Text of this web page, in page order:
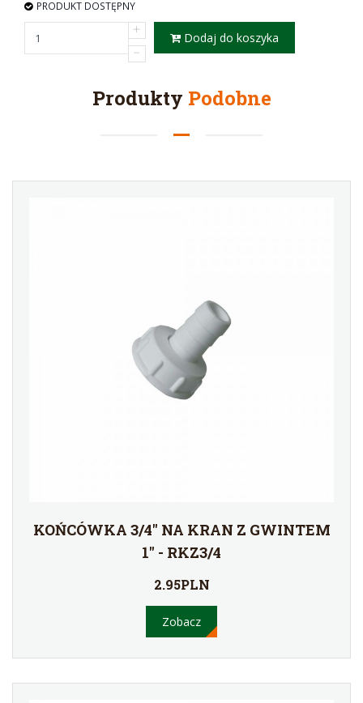
PRODUKT DOSTĘPNY
Dodaj do koszyka
Produkty Podobne
KOŃCÓWKA 3/4'' NA KRAN Z GWINTEM
1'' - RKZ3/4
2.95PLN
Zobacz